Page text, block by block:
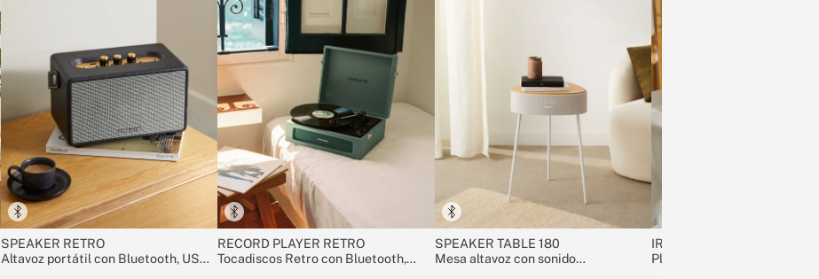
SPEAKER RETRO
Altavoz portátil con Bluetooth, USB
RECORD PLAYER RETRO
Tocadiscos Retro con Bluetooth,
SPEAKER TABLE 180
Mesa altavoz con sonido
IRON FLAT 3000
Plancha de vapor 3000W